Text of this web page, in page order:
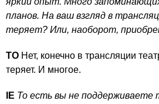
планов. На ваш взгляд в
теряет? Или, наоборот,
ТО Нет, конечно в трансляции
теряет. И многое.
IE То есть вы не поддерживаете